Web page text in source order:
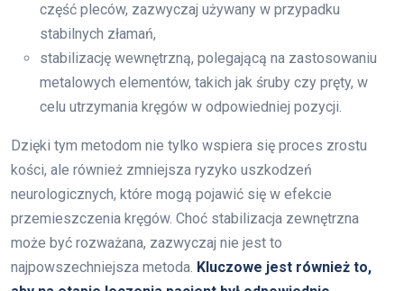
część pleców, zazwyczaj używany w przypadku
stabilnych złamań,
stabilizację wewnętrzną, polegającą na zastosowaniu
metalowych elementów, takich jak śruby czy pręty, w
celu utrzymania kręgów w odpowiedniej pozycji.
Dzięki tym metodom nie tylko wspiera się proces zrostu
kości, ale również zmniejsza ryzyko uszkodzeń
neurologicznych, które mogą pojawić się w efekcie
przemieszczenia kręgów. Choć stabilizacja zewnętrzna
może być rozważana, zazwyczaj nie jest to
najpowszechniejsza metoda. Kluczowe jest również to,